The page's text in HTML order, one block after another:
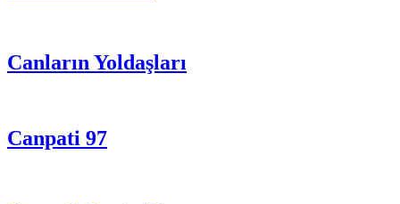
Canların Yoldaşları
Canpati 97